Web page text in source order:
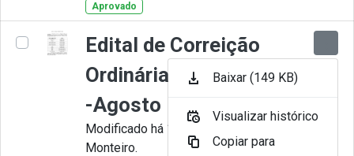
Aprovado
Edital de Correição
Ordinária nº 008-2024
-Agosto
Modificado há 11 Meses por Juliana
Monteiro.
Baixar (149 KB)
Visualizar histórico
Copiar para